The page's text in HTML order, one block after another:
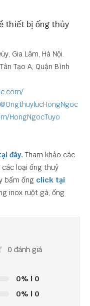
thiết bị ống thủy
Gia Lâm, Hà Nội.
Tạo A, Quận Bình
HongNgocTuyo
đây. Tham khảo các
loại ống thuỷ
bấm ống click tại
inox ruột gà, ống
0 đánh giá
0% | 0
0% | 0